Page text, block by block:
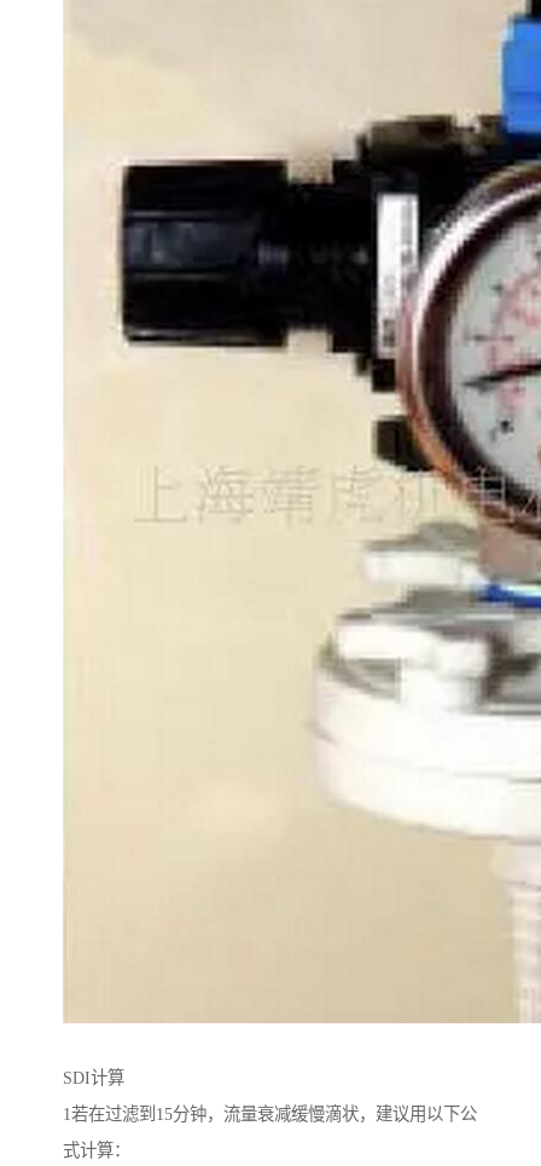
SDI计算
1若在过滤到15分钟，流量衰减缓慢滴状，建议用以下公
式计算：